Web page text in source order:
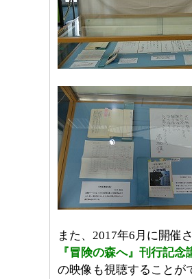
また、2017年6月に開催
『冒険の森へ』刊行記
の映像も視聴することが